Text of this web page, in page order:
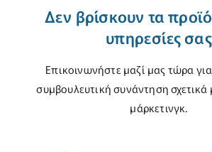
Δεν βρίσκουν τα
υπηρεσίες σας
Επικοινωνήστε μαζί μας τώρα
συμβουλευτική συνάντηση
μάρκετινγκ.